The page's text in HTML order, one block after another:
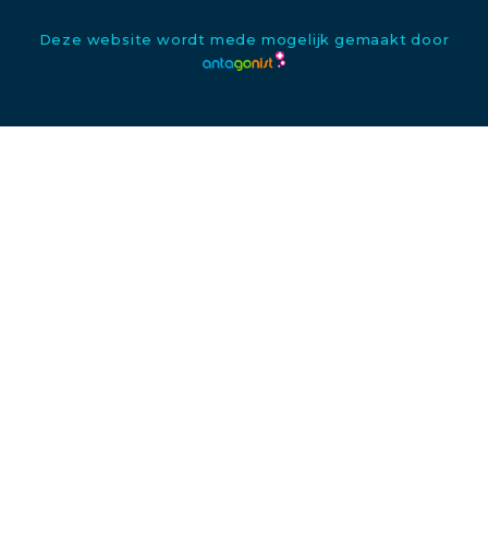
Deze website wordt mede mogelijk gemaakt door